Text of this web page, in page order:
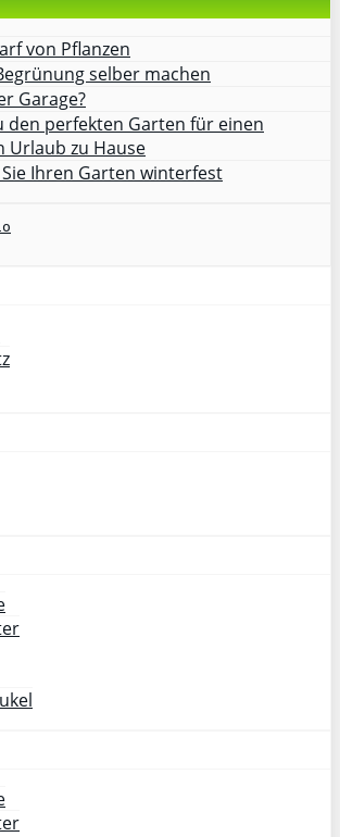
von Pflanzen
selber machen
Garage?
den perfekten Garten für einen
Urlaub zu Hause
Ihren Garten winterfest